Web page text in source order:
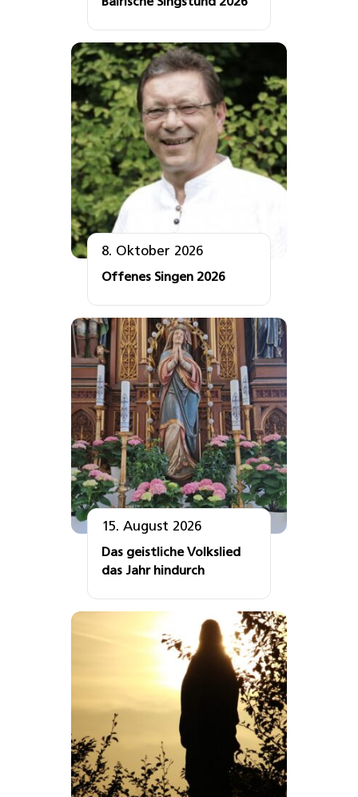
8. Oktober 2026
Offenes Singen 2026
15. August 2026
Das geistliche Volkslied
das Jahr hindurch